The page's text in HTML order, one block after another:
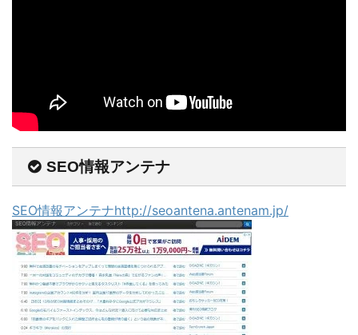
SEO情報アンテナ
SEO情報アンテナhttp://seoantena.antenam.jp/